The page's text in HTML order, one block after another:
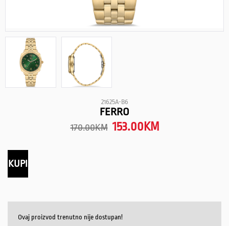
21625A-B6
FERRO
170.00KM 153.00 KM
KUPI
Ovaj proizvod trenutno nije dostupan!